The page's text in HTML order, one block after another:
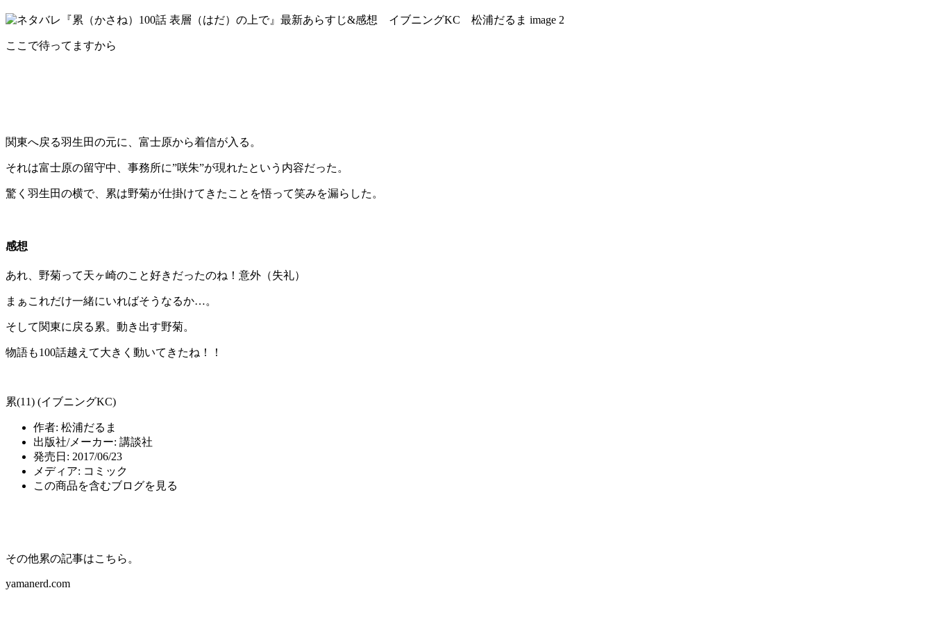
ここで待ってますから
関東へ戻る羽生田の元に、富士原から着信が入る。
それは富士原の留守中、事務所に”咲朱”が現れたという内容だった。
驚く羽生田の横で、累は野菊が仕掛けてきたことを悟って笑みを漏らした。
感想
あれ、野菊って天ヶ崎のこと好きだったのね！意外（失礼）
まぁこれだけ一緒にいればそうなるか…。
そして関東に戻る累。動き出す野菊。
物語も100話越えて大きく動いてきたね！！
累(11) (イブニングKC)
作者: 松浦だるま
出版社/メーカー: 講談社
発売日: 2017/06/23
メディア: コミック
この商品を含むブログを見る
その他累の記事はこちら。
yamanerd.com